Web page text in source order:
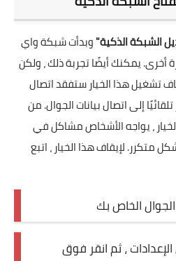
الشبكة الذكية"وبدأت شبكة واي
يمكنك أيضًا تجربة ذلك ، ولكن
تشغيل هذا الخيار ستفقد اتصال
إلى اتصال بيانات الجوال. من
، يواجه الأشخاص مشاكل في
متكرر. لإيقاف هذا الخيار ، اتبع
الخاص بك
، ثم انقر فوق